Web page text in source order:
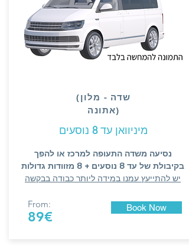
(שדה - מלון
(אתונה
מיניוואן עד8 נוסעים
נסיעה משדה התעופה למרכז או להפך
בקיבולת של עד 8 נוסעים + 8 מזוודות גדולות
יש להתייעץ עמנו במידה ליותר כבודה בבקשה
From:
89€
Book Now